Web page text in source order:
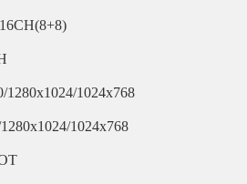
1024x768
1024x768